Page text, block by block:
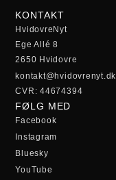
KONTAKT
HvidovreNyt
Ege Allé 8
2650 Hvidovre
kontakt@hvidovrenyt.dk
CVR: 44674394
FØLG MED
Facebook
Instagram
Bluesky
YouTube